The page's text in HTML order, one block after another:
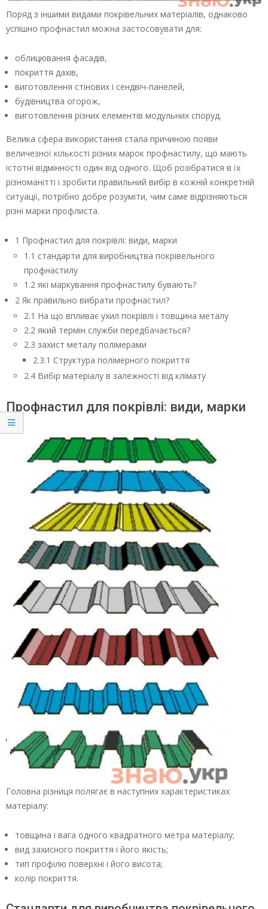
Поряд з іншими видами покрівельних матеріалів, однаково
успішно профнастил можна застосовувати для:
облицювання фасадів,
покриття дахів,
виготовлення стінових і сендвіч-панелей,
будівництва огорож,
виготовлення різних елементів модульних споруд.
Велика сфера використання стала причиною появи
величезної кількості різних марок профнастилу, що мають
істотні відмінності один від одного. Щоб розібратися в їх
різноманітті і зробити правильний вибір в кожній конкретній
ситуації, потрібно добре розуміти, чим саме відрізняються
різні марки профлиста.
1 Профнастил для покрівлі: види, марки
1.1 стандарти для виробництва покрівельного
профнастилу
1.2 які маркування профнастилу бувають?
2 Як правильно вибрати профнастил?
2.1 На що впливає ухил покрівлі і товщина металу
2.2 який термін служби передбачається?
2.3 захист металу полімерами
2.3.1 Структура полімерного покриття
2.4 Вибір матеріалу в залежності від клімату
Профнастил для покрівлі: види, марки
Головна різниця полягає в наступних характеристиках
матеріалу:
товщина і вага одного квадратного метра матеріалу;
вид захисного покриття і його якість;
тип профілю поверхні і його висота;
колір покриття.